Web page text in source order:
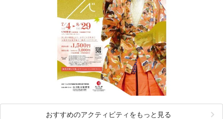
おすすめのアクティビティをもっと見る